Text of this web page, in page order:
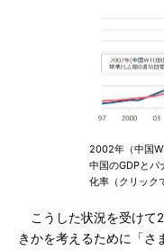
2002年（中国
中国のGDPとパ
化率（クリック
こうした状況を受けて
きかを考えるために「さ